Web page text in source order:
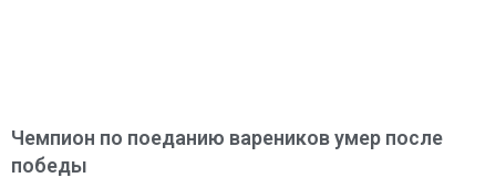
Чемпион по поеданию вареников умер после
победы